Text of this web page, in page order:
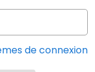
de connexion